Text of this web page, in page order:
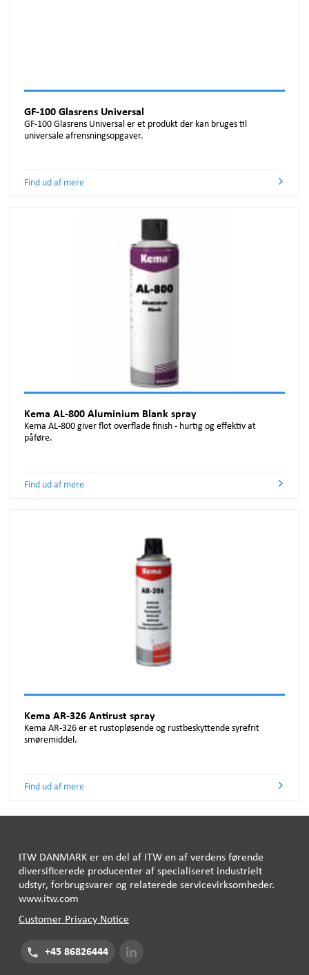
GF-100 Glasrens Universal
GF-100 Glasrens Universal er et produkt der kan bruges til
universale afrensningsopgaver.
Find ud af mere
Kema AL-800 Aluminium Blank spray
Kema AL-800 giver flot overflade finish - hurtig og effektiv at
påføre.
Find ud af mere
Kema AR-326 Antirust spray
Kema AR-326 er et rustopløsende og rustbeskyttende syrefrit
smøremiddel.
Find ud af mere
ITW DANMARK er en del af ITW en af ​​verdens førende
diversificerede producenter af specialiseret industrielt
udstyr, forbrugsvarer og relaterede servicevirksomheder.
www.itw.com
Customer Privacy Notice
+45 86826444